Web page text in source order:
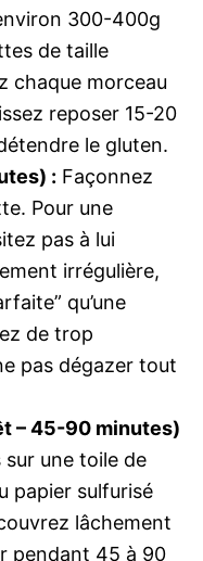
300-400g
de taille
chaque morceau
reposer 15-20
le gluten.
: Façonnez
Pour une
pas à lui
irrégulière,
qu’une
de trop
pas dégazer tout
– 45-90 minutes)
sur une toile de
papier sulfurisé
lâchement
pendant 45 à 90